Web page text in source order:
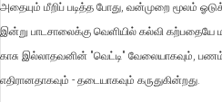
அதையும் மீறிப் படித்த போது, வன்முறை மூலம்
இன்று பாடசாலைக்கு வெளியில் கல்வி
காசு இல்லாதவனின் "வெட்டி" வேலையாகவும், பணம்
எதிரானதாகவும் - தடையாகவும் கருதுகின்றது.